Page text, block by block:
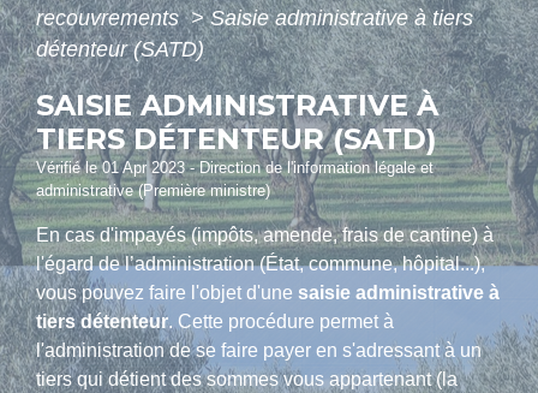
recouvrements> Saisie administrative à tiers
détenteur (SATD)
SAISIE ADMINISTRATIVE À
TIERS DÉTENTEUR (SATD)
Vérifié le 01 Apr 2023 - Direction de l'information légale et
administrative (Première ministre)
En cas d'impayés (impôts, amende, frais de cantine) à
l'égard de l’administration (État, commune, hôpital...),
vous pouvez faire l'objet d'une saisie administrative à
tiers détenteur. Cette procédure permet à
l'administration de se faire payer en s'adressant à un
tiers qui détient des sommes vous appartenant (la